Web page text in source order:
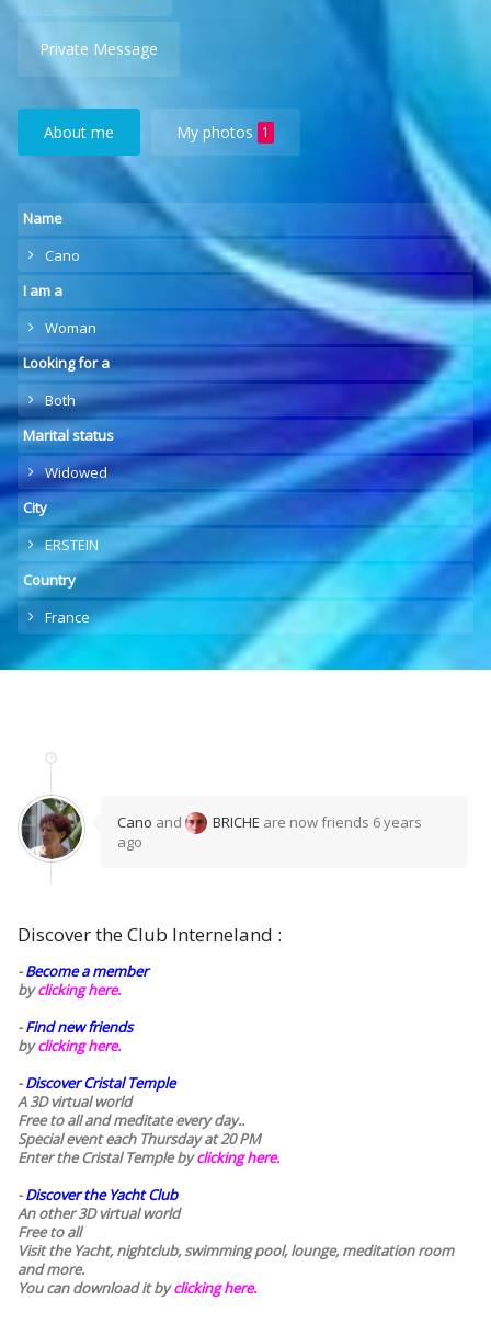
Private Message
About me My photos 1
Name
Cano
I am a
Woman
Looking for a
Both
Marital status
Widowed
City
ERSTEIN
Country
France
Cano and BRICHE are now friends 6 years
ago
Discover the Club Interneland :
-Become a member
byclicking here.
-Find new friends
byclicking here.
-Discover Cristal Temple
A 3D virtual world
Free to all and meditate every day..
Special event each Thursday at 20 PM
Enter the Cristal Temple byclicking here.
-Discover the Yacht Club
An other 3D virtual world
Free to all
Visit the Yacht, nightclub, swimming pool, lounge, meditation room
and more.
You can download it byclicking here.